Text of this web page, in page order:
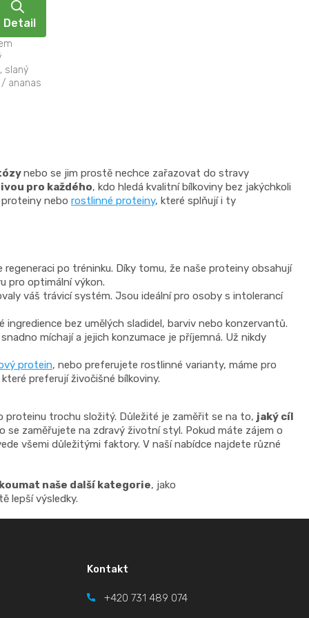
Detail
slaný
/ ananas
nebo se jim prostě nechce zařazovat do stravy
pro každého, kdo hledá kvalitní bílkoviny bez jakýchkoli
nebo rostlinné proteiny, které splňují i ty
po tréninku. Díky tomu, že naše proteiny obsahují
pro optimální výkon.
váš trávicí systém. Jsou ideální pro osoby s intolerancí
bez umělých sladidel, barviv nebo konzervantů.
míchají a jejich konzumace je příjemná. Už nikdy
protein, nebo preferujete rostlinné varianty, máme pro
preferují živočišné bílkoviny.
trochu složitý. Důležité je zaměřit se na to, jaký cíl
zaměřujete na zdravý životní styl. Pokud máte zájem o
všemi důležitými faktory. V naší nabídce najdete různé
naše další kategorie, jako
lepší výsledky.
Kontakt
+420 731 489 074